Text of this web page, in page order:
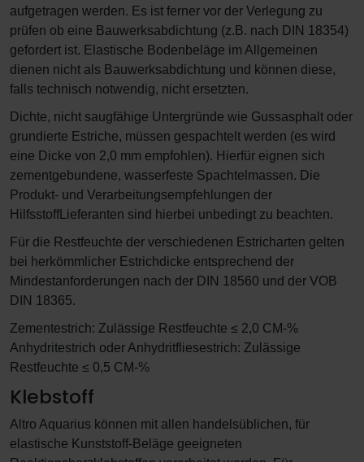
aufgetragen werden. Es ist ferner vor der Verlegung zu
prüfen ob eine Bauwerksabdichtung (z.B. nach DIN 18354)
gefordert ist. Elastische Bodenbeläge im Allgemeinen
dienen nicht als Bauwerksabdichtung und können diese,
falls technisch notwendig, nicht ersetzten.
Dichte, nicht saugfähige Untergründe wie Gussasphalt oder
grundierte Estriche, müssen gespachtelt werden (es wird
eine Dicke von 2,0 mm empfohlen). Hierfür eignen sich
zementgebundene, wasserfeste Spachtelmassen. Die
Produkt- und Verarbeitungsempfehlungen der
HilfsstoffLieferanten sind hierbei unbedingt zu beachten.
Für die Restfeuchte der verschiedenen Estricharten gelten
bei herkömmlicher Estrichdicke entsprechend der
Mindestanforderungen nach der DIN 18560 und der VOB
DIN 18365.
Zementestrich: Zulässige Restfeuchte ≤ 2,0 CM-%
Anhydritestrich oder Anhydritfliesestrich: Zulässige
Restfeuchte ≤ 0,5 CM-%
Klebstoff
Altro Aquarius können mit allen handelsüblichen, für
elastische Kunststoff-Beläge geeigneten